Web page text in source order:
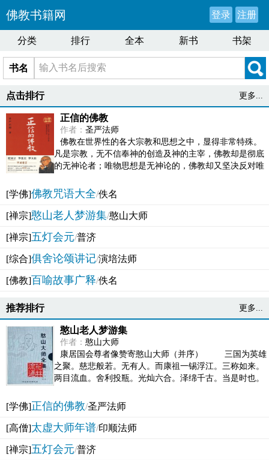
佛教书籍网 登录 注册
分类 排行 全本 新书 书架
书名
点击排行 更多...
正信的佛教
作者： 圣严法师
佛教在世界性的各大宗教和思想之中，显得非常特殊。
凡是宗教，无不信奉神的创造及神的主宰，佛教却是彻底
的无神论者；唯物思想是无神论的，佛教却又坚决反对唯
[学佛]佛教咒语大全/佚名
[禅宗]憨山老人梦游集/憨山大师
[禅宗]五灯会元/普济
[综合]俱舍论颂讲记/演培法师
[佛教]百喻故事广释/佚名
推荐排行 更多...
憨山老人梦游集
作者： 憨山大师
康居国会尊者像赞寄憨山大师（并序） 三国为英雄
之聚。慈悲般若。无有人。而康祖一锡浮江。三称如来。
两目流血。舍利投瓶。光灿六合。泽绵千古。当是时也。
[学佛]正信的佛教/圣严法师
[高僧]太虚大师年谱/印顺法师
[禅宗]五灯会元/普济